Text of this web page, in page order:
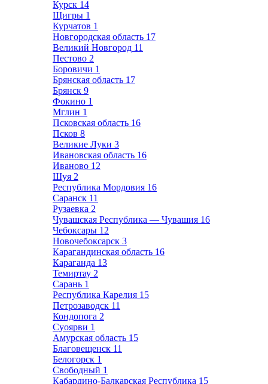
Курск 14
Щигры 1
Курчатов 1
Новгородская область 17
Великий Новгород 11
Пестово 2
Боровичи 1
Брянская область 17
Брянск 9
Фокино 1
Мглин 1
Псковская область 16
Псков 8
Великие Луки 3
Ивановская область 16
Иваново 12
Шуя 2
Республика Мордовия 16
Саранск 11
Рузаевка 2
Чувашская Республика — Чувашия 16
Чебоксары 12
Новочебоксарск 3
Карагандинская область 16
Караганда 13
Темиртау 2
Сарань 1
Республика Карелия 15
Петрозаводск 11
Кондопога 2
Суоярви 1
Амурская область 15
Благовещенск 11
Белогорск 1
Свободный 1
Кабардино-Балкарская Республика 15